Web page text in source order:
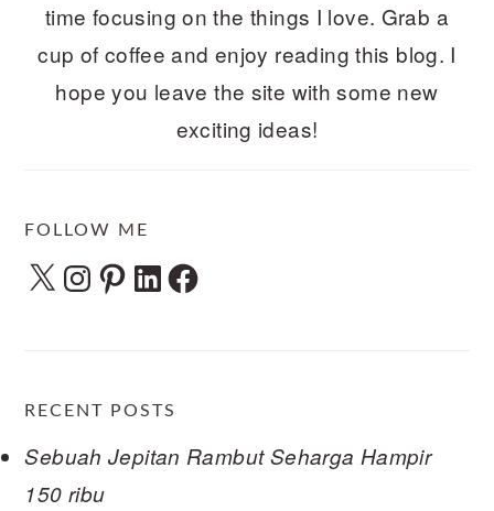
time focusing on the things I love. Grab a
cup of coffee and enjoy reading this blog. I
hope you leave the site with some new
exciting ideas!
FOLLOW ME
X Instagram
Pinterest
LinkedInFacebook
RECENT POSTS
Sebuah Jepitan Rambut Seharga Hampir
150 ribu